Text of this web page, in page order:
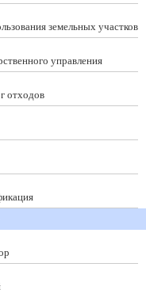
земельных участков
управления
отходов